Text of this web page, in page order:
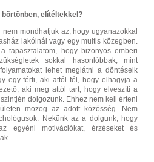
börtönben, elítéltekkel?
mondhatjuk az, hogy ugyanazokkal
lakóinál vagy egy multis közegben.
hogy bizonyos emberi
sokkal hasonlóbbak, mint
lehet meglátni a döntéseik
egy férfi, aki attól fél, hogy elhagyja a
aki meg attól tart, hogy elveszíti a
dolgozunk. Ehhez nem kell érteni
mozog az adott közösség. Nem
Nekünk az a dolgunk, hogy
egyéni motivációkat, érzéseket és